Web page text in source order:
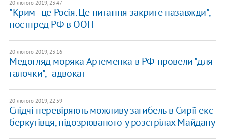
20 лютого 2019, 23:47
"Крим - це Росія. Це питання закрите назавжди", -
постпред РФ в ООН
20 лютого 2019, 23:16
Медогляд моряка Артеменка в РФ провели "для
галочки", - адвокат
20 лютого 2019, 22:59
Слідчі перевіряють можливу загибель в Сирії екс-
беркутівця, підозрюваного у розстрілах Майдану